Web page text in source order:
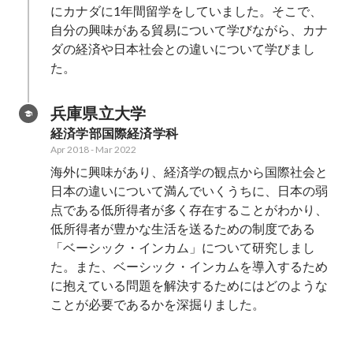
にカナダに1年間留学をしていました。そこで、
自分の興味がある貿易について学びながら、カナ
ダの経済や日本社会との違いについて学びまし
た。
兵庫県立大学
経済学部国際経済学科
Apr 2018- Mar 2022
海外に興味があり、経済学の観点から国際社会と
日本の違いについて満んでいくうちに、日本の弱
点である低所得者が多く存在することがわかり、
低所得者が豊かな生活を送るための制度である
「ベーシック・インカム」について研究しまし
た。また、ベーシック・インカムを導入するため
に抱えている問題を解決するためにはどのような
ことが必要であるかを深掘りました。